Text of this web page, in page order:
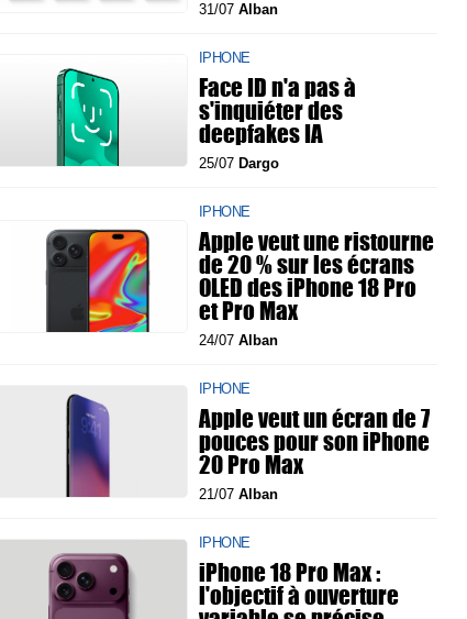
31/07 Alban
IPHONE
Face ID n'a pas à
s'inquiéter des
deepfakes IA
25/07 Dargo
IPHONE
Apple veut une ristourne
de 20 % sur les écrans
OLED des iPhone 18 Pro
et Pro Max
24/07 Alban
IPHONE
Apple veut un écran de 7
pouces pour son iPhone
20 Pro Max
21/07 Alban
IPHONE
iPhone 18 Pro Max :
l'objectif à ouverture